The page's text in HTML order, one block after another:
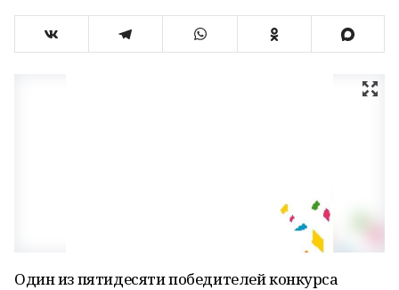
Один из пятидесяти победителей конкурса